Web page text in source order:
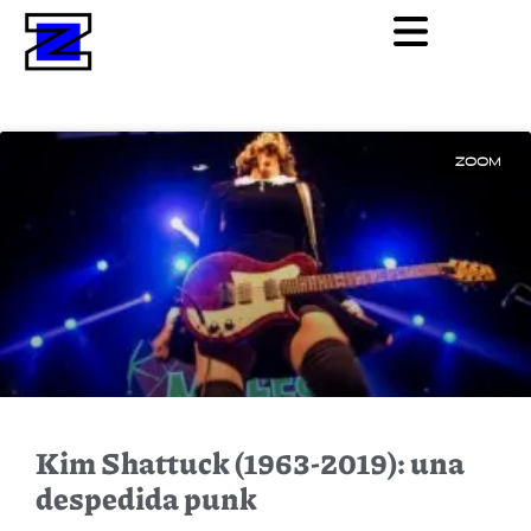
ZOOM
Kim Shattuck (1963-2019): una
despedida punk